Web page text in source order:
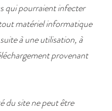
qui pourraient infecter
matériel informatique
à une utilisation, à
provenant
du site ne peut être